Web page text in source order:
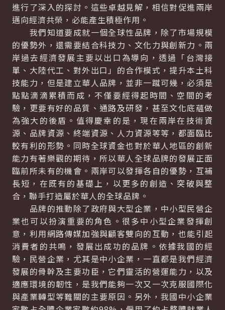
進行了深入的探討。這些卓越見解，相信對促進兩岸
邁向經濟共榮，必能產生積極作用。
我們知道要成就一個全球性品牌，除了市場規模
的優勢外，還需要結合科技力、文化力與創新力。兩
岸過去經濟發展主要以出口為導向，透過「台灣接
單、大陸代工、對外出口」的合作模式，提升本土科
技能力，但是建立華人品牌，並非一蹴可幾，必須是
點點滴滴累積而成，不僅要經得起時間、空間的考
驗，更要有好的品質、通路及研發，甚至文化底蘊做
為強大的後盾。值得慶幸的是，現在兩岸在技術資
源、品牌資源、終端資源、人力資源等等，都面臨比
較有利的形勢。同時全球資金也對於華人地區的創新
能力有著樂觀的期待，所以華人全球品牌的發展正面
臨前所未有的機會。兩岸可以發揮各自的優勢，互補
長短，在既有的基礎上，以更多的創造、突破與整
合，聯手打造屬於華人的全球品牌。
品牌的推動除了政府與大型企業，中小型民營企
業也可以扮演重要的角色。很多中小型企業發揮創
意，利用網路傳媒加強與顧客雙向的互動，也能引起
消費者的共鳴，發展出成功的品牌。依據我國的經
驗，民營企業，尤其是中小企業，一直都是我們經濟
發展的骨幹及主要功臣，它們靈活的營運能力，以及
適應環境的韌性，是我們能夠一次又一次克服國際化
與產業轉型等難關的主要原因。另外，我國中小企業